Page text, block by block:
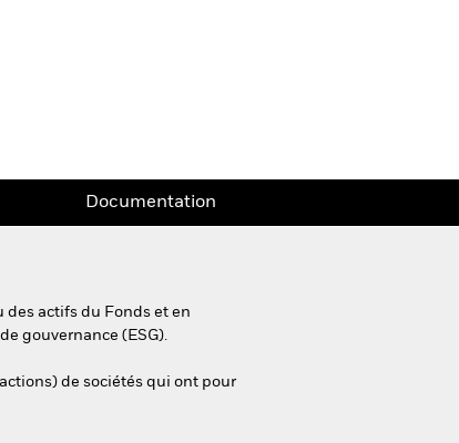
Documentation
des actifs du Fonds et en
gouvernance (ESG).
de sociétés qui ont pour